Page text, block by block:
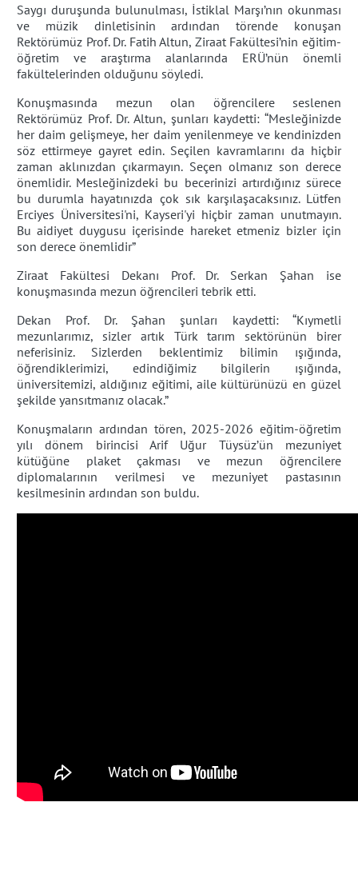
Saygı duruşunda bulunulması, İstiklal Marşı’nın okunması
ve müzik dinletisinin ardından törende konuşan
Rektörümüz Prof. Dr. Fatih Altun, Ziraat Fakültesi’nin eğitim-
öğretim ve araştırma alanlarında ERÜ’nün önemli
fakültelerinden olduğunu söyledi.
Konuşmasında mezun olan öğrencilere seslenen
Rektörümüz Prof. Dr. Altun, şunları kaydetti: “Mesleğinizde
her daim gelişmeye, her daim yenilenmeye ve kendinizden
söz ettirmeye gayret edin. Seçilen kavramlarını da hiçbir
zaman aklınızdan çıkarmayın. Seçen olmanız son derece
önemlidir. Mesleğinizdeki bu becerinizi artırdığınız sürece
bu durumla hayatınızda çok sık karşılaşacaksınız. Lütfen
Erciyes Üniversitesi'ni, Kayseri'yi hiçbir zaman unutmayın.
Bu aidiyet duygusu içerisinde hareket etmeniz bizler için
son derece önemlidir”
Ziraat Fakültesi Dekanı Prof. Dr. Serkan Şahan ise
konuşmasında mezun öğrencileri tebrik etti.
Dekan Prof. Dr. Şahan şunları kaydetti: “Kıymetli
mezunlarımız, sizler artık Türk tarım sektörünün birer
neferisiniz. Sizlerden beklentimiz bilimin ışığında,
öğrendiklerimizi, edindiğimiz bilgilerin ışığında,
üniversitemizi, aldığınız eğitimi, aile kültürünüzü en güzel
şekilde yansıtmanız olacak.”
Konuşmaların ardından tören, 2025-2026 eğitim-öğretim
yılı dönem birincisi Arif Uğur Tüysüz’ün mezuniyet
kütüğüne plaket çakması ve mezun öğrencilere
diplomalarının verilmesi ve mezuniyet pastasının
kesilmesinin ardından son buldu.